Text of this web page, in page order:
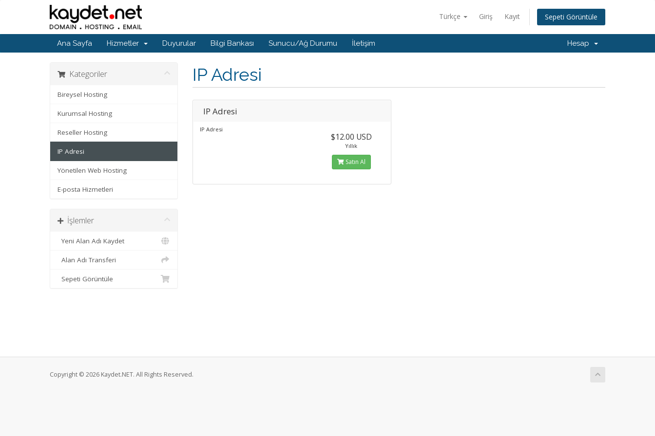
Türkçe Giriş Kayıt Sepeti Görüntüle
Ana Sayfa Hizmetler Duyurular Bilgi Bankası Sunucu/Ağ Durumu İletişim Hesap
IP Adresi
Kategoriler
Bireysel Hosting
Kurumsal Hosting
Reseller Hosting
IP Adresi
Yönetilen Web Hosting
E-posta Hizmetleri
İşlemler
Yeni Alan Adı Kaydet
Alan Adı Transferi
Sepeti Görüntüle
IP Adresi
IP Adresi
$12.00 USD
Yıllık
Satın Al
Copyright © 2026 Kaydet.NET. All Rights Reserved.